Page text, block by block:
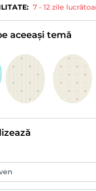
7 - 12 zile
aceeași temă